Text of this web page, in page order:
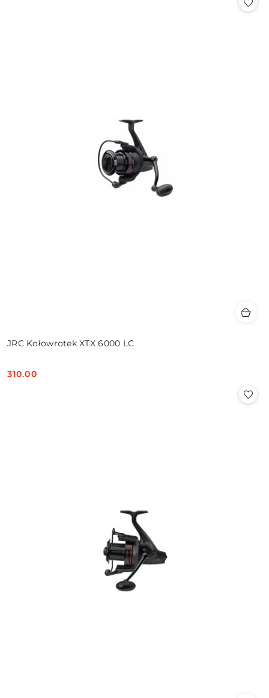
JRC Kołowrotek XTX 6000 LC
Cena:
310.00